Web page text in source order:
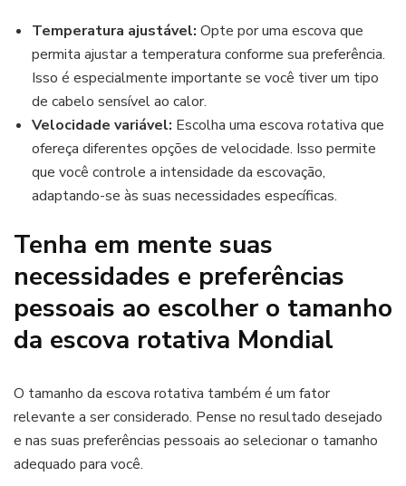
Temperatura ajustável: Opte por uma escova que
permita ajustar a temperatura conforme sua preferência.
Isso é especialmente importante se você tiver um tipo
de cabelo sensível ao calor.
Velocidade variável: Escolha uma escova rotativa que
ofereça diferentes opções de velocidade. Isso permite
que você controle a intensidade da escovação,
adaptando-se às suas necessidades específicas.
Tenha em mente suas
necessidades e preferências
pessoais ao escolher o tamanho
da escova rotativa Mondial
O tamanho da escova rotativa também é um fator
relevante a ser considerado. Pense no resultado desejado
e nas suas preferências pessoais ao selecionar o tamanho
adequado para você.